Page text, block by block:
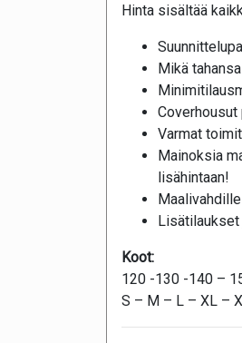
Hinta sisältää
Mikä
Varmat
Mainoksia
lisähintaan!
Koot:
120 -130 -140 –
S – M – L – XL –